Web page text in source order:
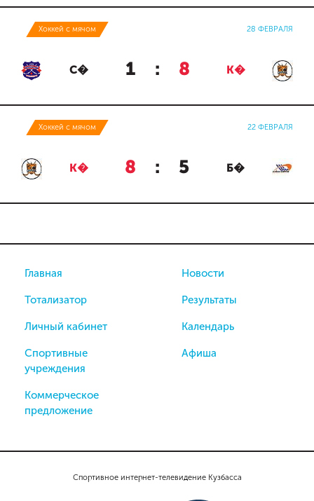
Хоккей с мячом 28 ФЕВРАЛЯ
С� 1 : 8 К�
Хоккей с мячом 22 ФЕВРАЛЯ
К� 8 : 5 Б�
Спортивное интернет-телевидение Кузбасса
Главная
Тотализатор
Личный кабинет
Спортивные
учреждения
Коммерческое
предложение
Новости
Результаты
Календарь
Афиша